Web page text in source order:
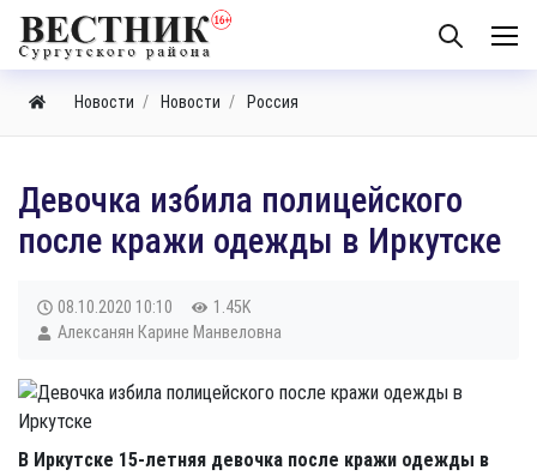
Новости Новости Россия
​Девочка избила полицейского
после кражи одежды в Иркутске
08.10.2020 10:10
1.45K
Алексанян Карине Манвеловна
В Иркутске 15-летняя девочка после кражи одежды в